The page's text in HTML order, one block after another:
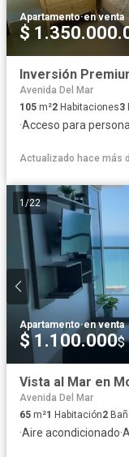
Apartamento·en venta
$
Avenida Del Mar
105 m²2 Habitaciones3
·Acceso para
Actualizado hace más
1 /22
Apartamento·en venta
$ 1.100.000$
Vista al Mar en
Avenida Del Mar
65 m²1 Habitación2
·Aire acondicionado·